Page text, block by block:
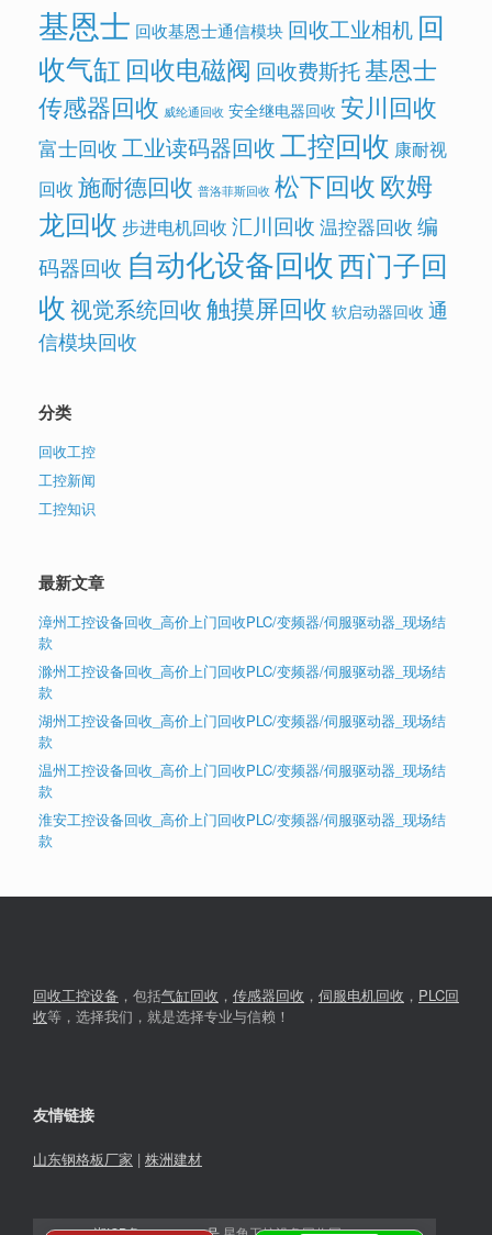
基恩士 回收基恩士通信模块 回收工业相机 回
收气缸 回收电磁阀 回收费斯托基恩士
传感器回收 威纶通回收 安全继电器回收 安川回收
富士回收工业读码器回收工控回收 康耐视
回收 施耐德回收 普洛菲斯回收 松下回收欧姆
龙回收 步进电机回收 汇川回收 温控器回收 编
码器回收 自动化设备回收西门子回
收视觉系统回收触摸屏回收 软启动器回收 通
信模块回收
分类
回收工控
工控新闻
工控知识
最新文章
漳州工控设备回收_高价上门回收PLC/变频器/伺服驱动器_现场结
款
滁州工控设备回收_高价上门回收PLC/变频器/伺服驱动器_现场结
款
湖州工控设备回收_高价上门回收PLC/变频器/伺服驱动器_现场结
款
温州工控设备回收_高价上门回收PLC/变频器/伺服驱动器_现场结
款
淮安工控设备回收_高价上门回收PLC/变频器/伺服驱动器_现场结
款
回收工控设备 ，包括气缸回收 ， 传感器回收 ， 伺服电机回收 ， PLC回
收等，选择我们，就是选择专业与信赖！
友情链接
山东钢格板厂家 | 株洲建材